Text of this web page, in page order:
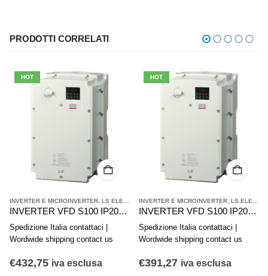
PRODOTTI CORRELATI
HOT
INVERTER E MICROINVERTER LS ELECTRIC
INVERTER VFD S100 IP20 LSLV0075S100-4EOFNS
Spedizione Italia contattaci |
Wordwide shipping contact us
€432,75 iva esclusa
HOT
INVERTER E MICROINVERTER LS ELECTRIC
INVERTER VFD S100 IP20 LSLV0055S100-4EOFNS
Spedizione Italia contattaci |
Wordwide shipping contact us
€391,27 iva esclusa